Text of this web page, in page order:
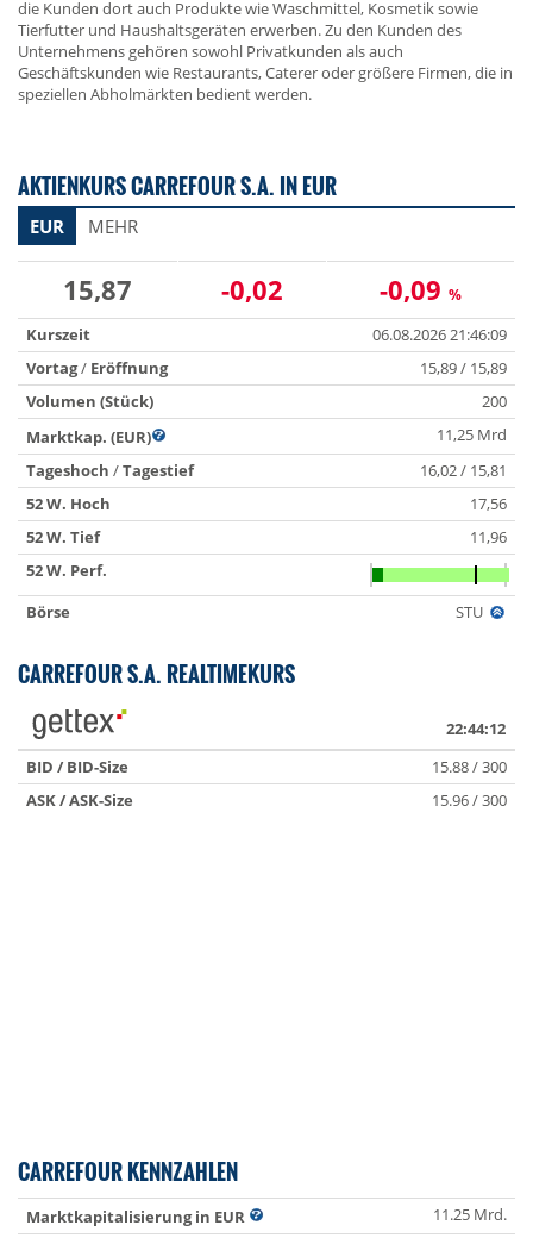
die Kunden dort auch Produkte wie Waschmittel, Kosmetik sowie
Tierfutter und Haushaltsgeräten erwerben. Zu den Kunden des
Unternehmens gehören sowohl Privatkunden als auch
Geschäftskunden wie Restaurants, Caterer oder größere Firmen, die in
speziellen Abholmärkten bedient werden.
AKTIENKURS CARREFOUR S.A. IN EUR
EUR MEHR
15,87 -0,02 -0,09 %
Kurszeit
06.08.2026 21:46:09
Vortag/ Eröffnung
15,89 / 15,89
Volumen (Stück)
200
Marktkap. (EUR)
11,25 Mrd
Tageshoch /Tagestief
16,02 / 15,81
52 W. Hoch
17,56
52 W. Tief
11,96
52 W. Perf.
Börse
STU
CARREFOUR S.A. REALTIMEKURS
22:44:12
BID / BID-Size
15.88 / 300
ASK / ASK-Size
15.96 / 300
CARREFOUR KENNZAHLEN
Marktkapitalisierung in EUR
11.25 Mrd.